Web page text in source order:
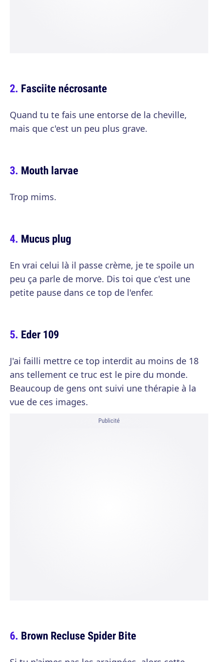
Fasciite nécrosante
Quand tu te fais une entorse de la cheville,
mais que c'est un peu plus grave.
Mouth larvae
Trop mims.
Mucus plug
En vrai celui là il passe crème, je te spoile un
peu ça parle de morve. Dis toi que c'est une
petite pause dans ce top de l'enfer.
Eder 109
J'ai failli mettre ce top interdit au moins de 18
ans tellement ce truc est le pire du monde.
Beaucoup de gens ont suivi une thérapie à la
vue de ces images.
Publicité
Brown Recluse Spider Bite